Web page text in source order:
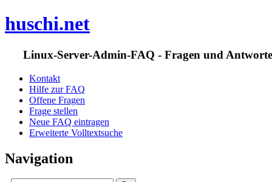
huschi.net
Linux-Server-Admin-FAQ - Fragen und
Kontakt
Hilfe zur FAQ
Offene Fragen
Frage stellen
Neue FAQ eintragen
Erweiterte Volltextsuche
Navigation